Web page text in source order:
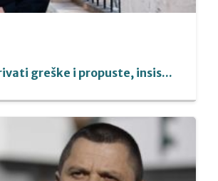
greške i propuste, insis...